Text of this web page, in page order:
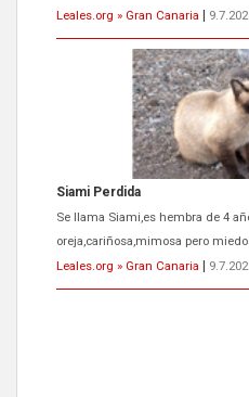
Leales.org » Gran Canaria
ADOPCIÓN URGENTE GATA
El ayuntamiento se va a llevar a
próximos días, ella incluida...
Leales.org » Gran Canaria